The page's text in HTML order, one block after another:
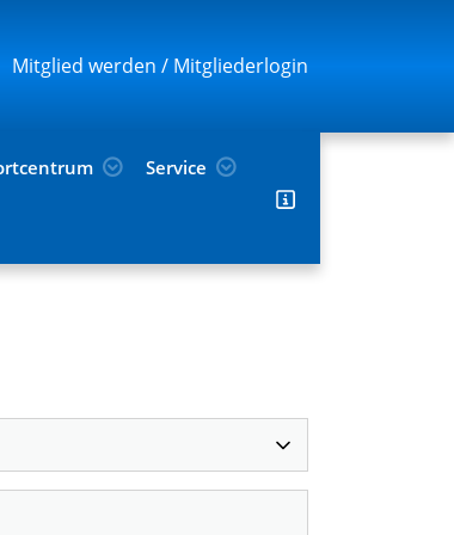
Mitglied werden / Mitgliederlogin
Service